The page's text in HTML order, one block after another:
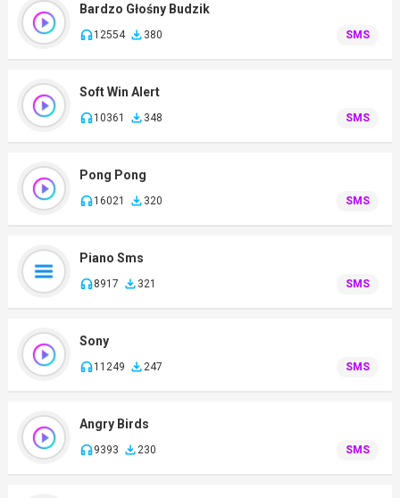
Bardzo Głośny Budzik
12554 380 SMS
Soft Win Alert
10361 348 SMS
Pong Pong
16021 320 SMS
Piano Sms
8917 321 SMS
Sony
11249 247 SMS
Angry Birds
9393 230 SMS